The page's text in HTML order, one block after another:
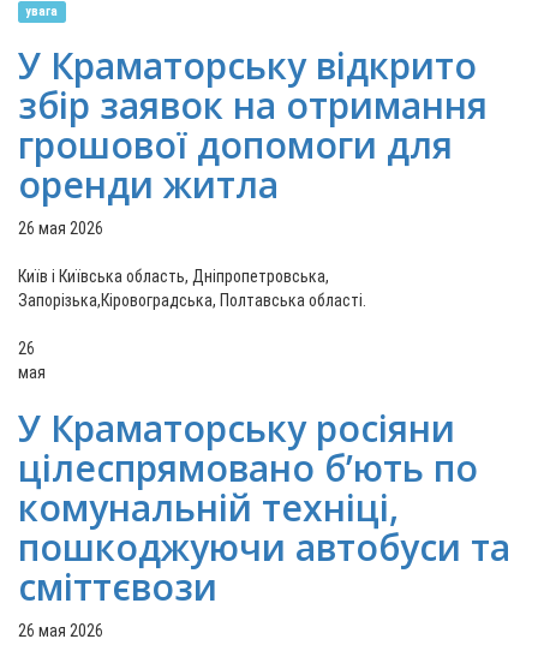
увага
У Краматорську відкрито
збір заявок на отримання
грошової допомоги для
оренди житла
26 мая 2026
Київ і Київська область, Дніпропетровська,
Запорізька,Кіровоградська, Полтавська області.
26
мая
У Краматорську росіяни
цілеспрямовано б’ють по
комунальній техніці,
пошкоджуючи автобуси та
сміттєвози
26 мая 2026